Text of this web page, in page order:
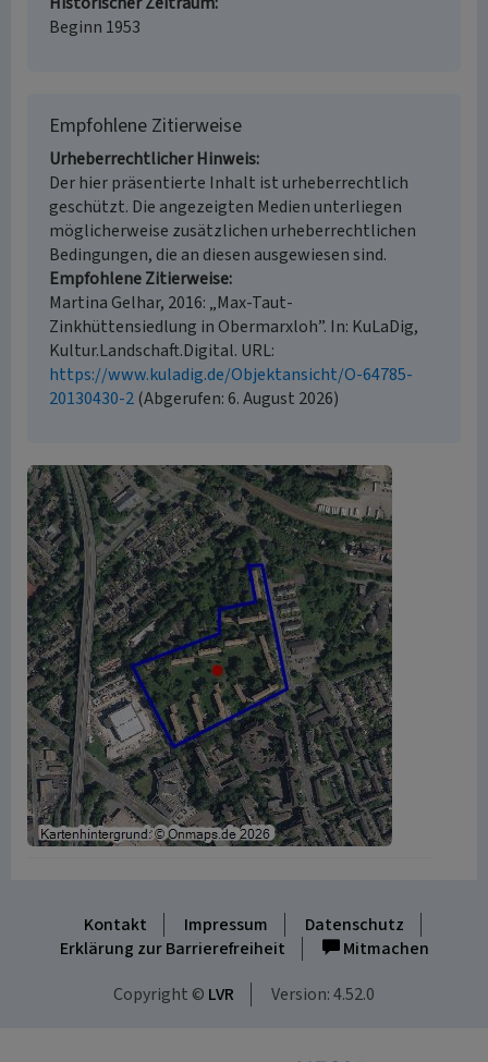
Beginn 1953
Empfohlene Zitierweise
Urheberrechtlicher Hinweis
Der hier präsentierte Inhalt ist urheberrechtlich
geschützt. Die angezeigten Medien unterliegen
möglicherweise zusätzlichen urheberrechtlichen
Bedingungen, die an diesen ausgewiesen sind.
Empfohlene Zitierweise
Martina Gelhar, 2016: „Max-Taut-
Zinkhüttensiedlung in Obermarxloh”. In: KuLaDig,
Kultur.Landschaft.Digital. URL:
https://www.kuladig.de/Objektansicht/O-64785-
20130430-2(Abgerufen: 6. August 2026)
Kontakt Impressum
Datenschutz
Erklärung zur Barrierefreiheit
Mitmachen
Copyright © LVR Version: 4.52.0